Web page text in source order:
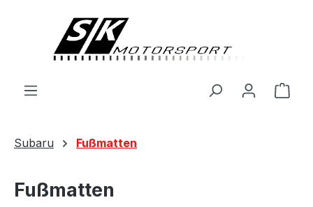
Subaru Fußmatten
Fußmatten